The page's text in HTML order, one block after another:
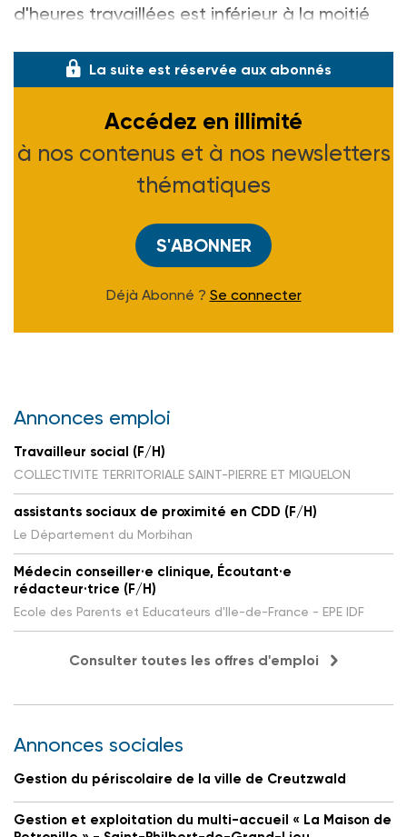
d'heures travaillées est inférieur à la moitié
La suite est réservée aux abonnés
Accédez en illimité
à nos contenus et à nos newsletters
thématiques
S'ABONNER
Déjà Abonné ? Se connecter
Annonces emploi
Travailleur social (F/H)
COLLECTIVITE TERRITORIALE SAINT-PIERRE ET MIQUELON
assistants sociaux de proximité en CDD (F/H)
Le Département du Morbihan
Médecin conseiller·e clinique, Écoutant·e
rédacteur·trice (F/H)
Ecole des Parents et Educateurs d'Ile-de-France - EPE IDF
Consulter toutes les offres d'emploi
Annonces sociales
Gestion du périscolaire de la ville de Creutzwald
Gestion et exploitation du multi-accueil « La Maison de